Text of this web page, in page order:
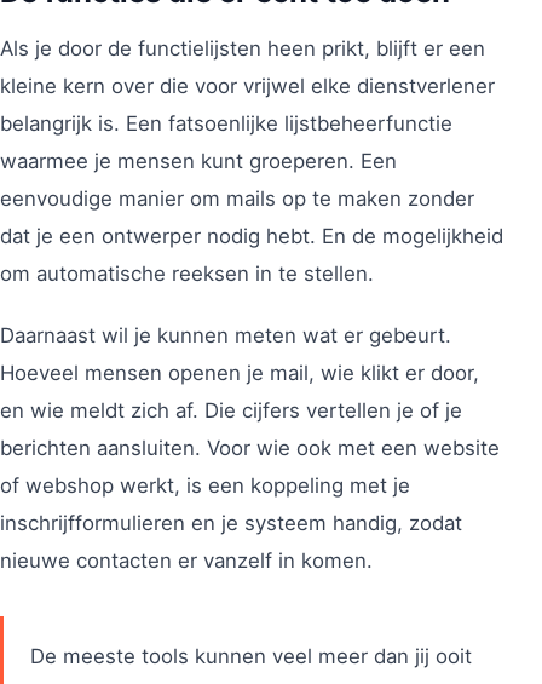
Als je door de functielijsten heen prikt, blijft er een
kleine kern over die voor vrijwel elke dienstverlener
belangrijk is. Een fatsoenlijke lijstbeheerfunctie
waarmee je mensen kunt groeperen. Een
eenvoudige manier om mails op te maken zonder
dat je een ontwerper nodig hebt. En de mogelijkheid
om automatische reeksen in te stellen.
Daarnaast wil je kunnen meten wat er gebeurt.
Hoeveel mensen openen je mail, wie klikt er door,
en wie meldt zich af. Die cijfers vertellen je of je
berichten aansluiten. Voor wie ook met een website
of webshop werkt, is een koppeling met je
inschrijfformulieren en je systeem handig, zodat
nieuwe contacten er vanzelf in komen.
De meeste tools kunnen veel meer dan jij ooit